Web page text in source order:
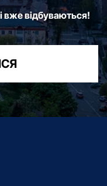
вже відбуваються!